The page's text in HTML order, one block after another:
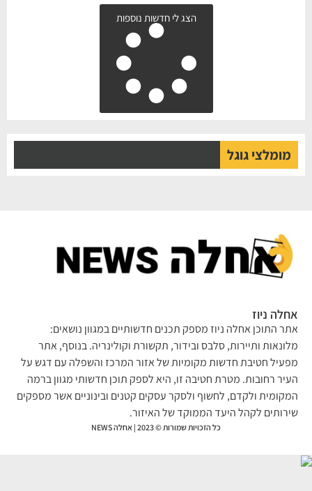
הצג לי חדשות נוספות
מומלצי גוגל
ניוז
התוכן אחלה ניוז מספק תכנים חדשותיים במגוון נושאים:
ותיירות, סלבס ובידור, תקשורת וקולינריה. בנוסף, אתר
חטיבת חדשות מקומיות של אזור המרכז והשפלה עם דגש על
רחובות. מטרת חטיבה זו, היא לספק תוכן חדשותי מגוון ברמה
ולקדם, לחשוף ולסקר עסקים קטנים ובינוניים אשר מספקים
לקהל היעד הממוקד של האיזור.
כל הזכויות שמורות © 2023 | אחלה NEWS